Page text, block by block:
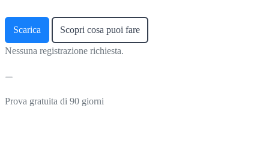
Scarica Scopri cosa puoi fare
Nessuna registrazione richiesta.
Prova gratuita di 90 giorni